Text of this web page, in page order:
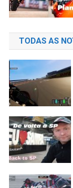
TODAS AS